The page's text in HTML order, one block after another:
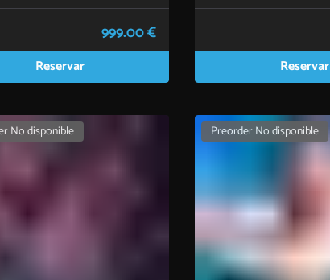
999.00 €
Reservar Reservar
No disponible Preorder No disponible